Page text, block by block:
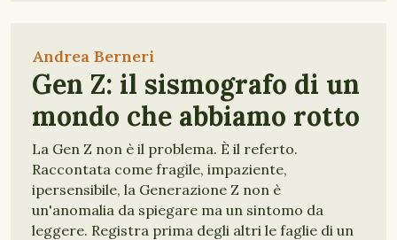
Andrea Berneri
Gen Z: il sismografo di un
mondo che abbiamo rotto
La Gen Z non è il problema. È il referto.
Raccontata come fragile, impaziente,
ipersensibile, la Generazione Z non è
un'anomalia da spiegare ma un sintomo da
leggere. Registra prima degli altri le faglie di un